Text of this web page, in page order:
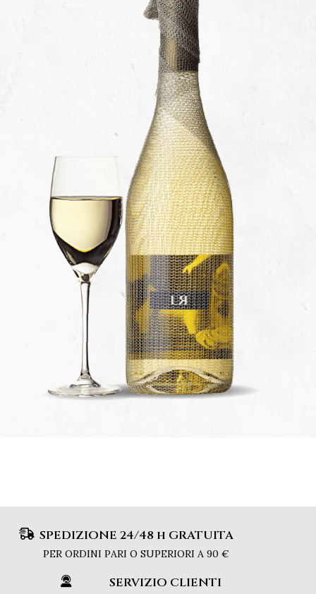
SPEDIZIONE 24/48 h GRATUITA
PER ORDINI PARI O SUPERIORI A 90 €
SERVIZIO CLIENTI